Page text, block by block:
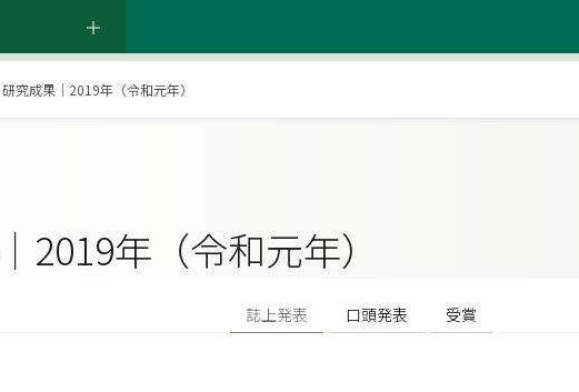
研究成果｜2019年（令和元年）
2019年（令和元年）
誌上発表 口頭発表 受賞